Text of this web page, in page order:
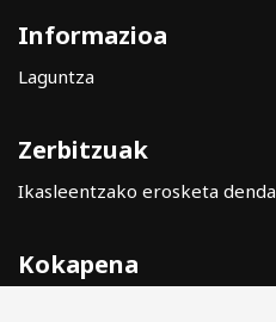
Informazioa
Laguntza
Zerbitzuak
Ikasleentzako erosketa denda
Kokapena